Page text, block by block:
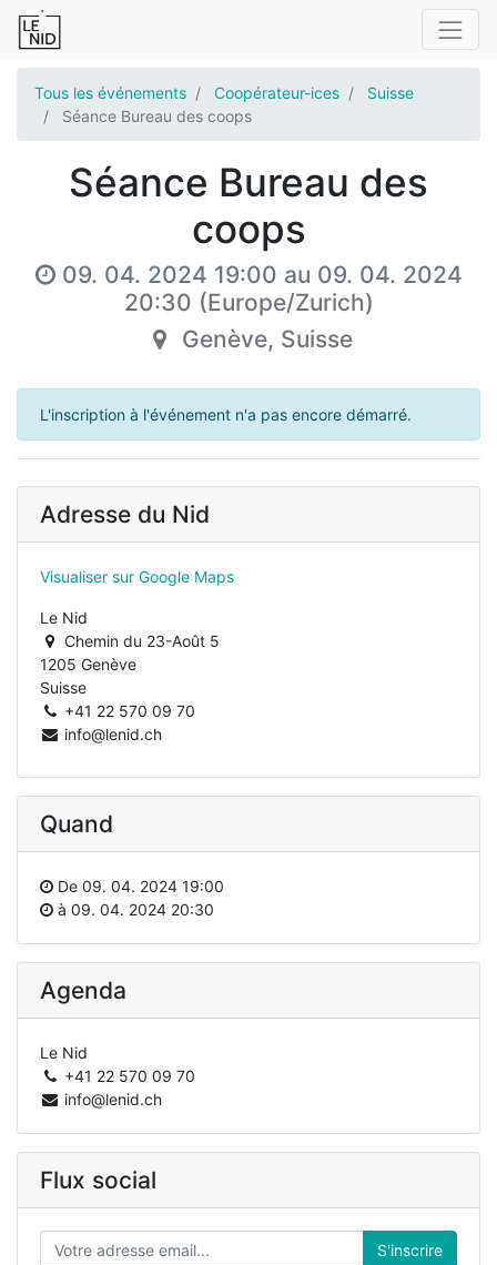
Tous les événements Coopérateur-ices
Suisse
Séance Bureau des coops
Séance Bureau des
coops
09. 04. 2024 19:00 au 09. 04. 2024
20:30 (Europe/Zurich)
Genève, Suisse
L'inscription à l'événement n'a pas encore démarré.
Adresse du Nid
Visualiser sur Google Maps
Le Nid
Chemin du 23-Août 5
1205 Genève
Suisse
+41 22 570 09 70
info@lenid.ch
Quand
De 09. 04. 2024 19:00
à 09. 04. 2024 20:30
Agenda
Le Nid
+41 22 570 09 70
info@lenid.ch
Flux social
S'inscrire